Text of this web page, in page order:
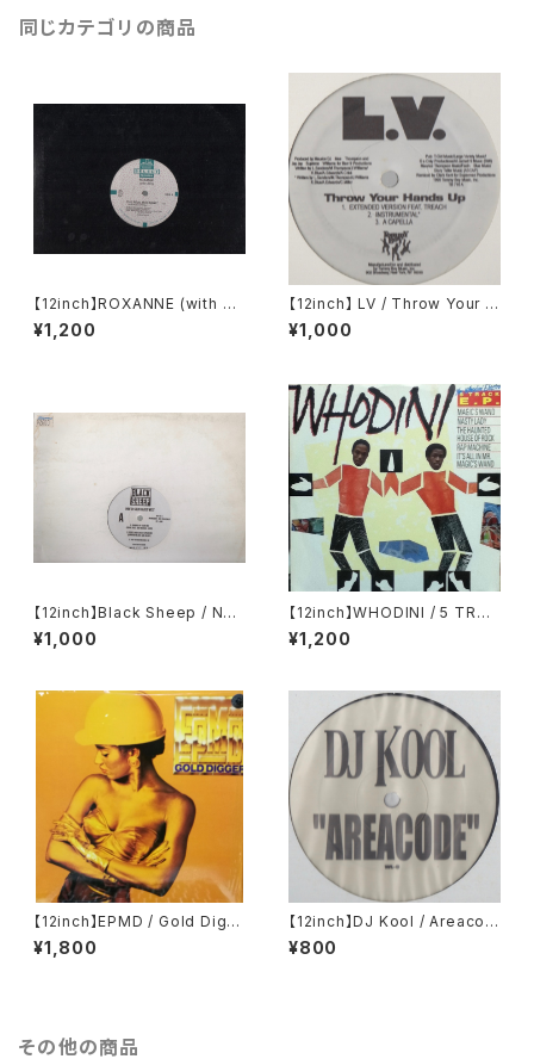
同じカテゴリの商品
【12inch】ROXANNE (with U
TFO) / THE REAL ROXANN
E
¥1,200
【12inch】 LV / Throw Your H
ands Up (Remixes)
¥1,000
【12inch】Black Sheep / Nort
h South East West
¥1,000
【12inch】WHODINI / 5 TRAC
K EP
¥1,200
【12inch】EPMD / Gold Digg
er
¥1,800
【12inch】DJ Kool / Areacod
e
¥800
その他の商品